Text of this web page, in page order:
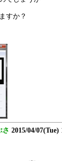
すか？
さ 2015/04/07(Tue)